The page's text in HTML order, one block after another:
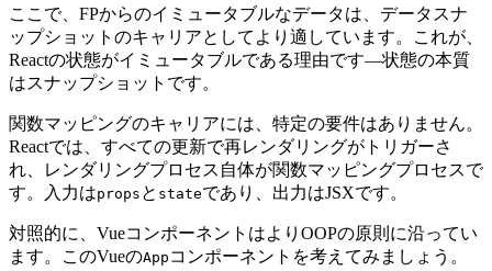
ここで、FPからのイミュータブルなデータは、データスナ
ップショットのキャリアとしてより適しています。これが、
Reactの状態がイミュータブルである理由です—状態の本質
はスナップショットです。
関数マッピングのキャリアには、特定の要件はありません。
Reactでは、すべての更新で再レンダリングがトリガーさ
れ、レンダリングプロセス自体が関数マッピングプロセスで
す。入力はprops と stateであり、出力はJSXです。
対照的に、VueコンポーネントはよりOOPの原則に沿ってい
ます。このVueのApp コンポーネントを考えてみましょう。